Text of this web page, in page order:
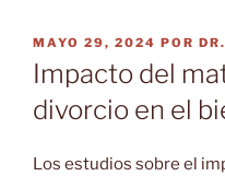
PUBLICADO
EL
MAYO 29, 2024 POR
Impacto del
divorcio en el
Los estudios sobre el